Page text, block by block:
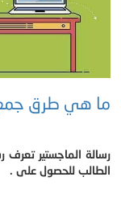
ما هي طرق جمع
رسالة الماجستير تعرف
الطالب للحصول على .